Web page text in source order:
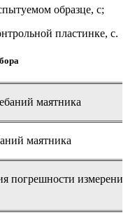
образце, с;
пластинке, с.
маятника
маятника
погрешности измерения